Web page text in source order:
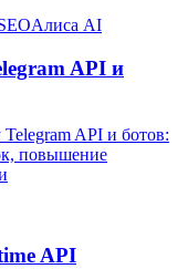
Алиса AI
API и
API и ботов:
повышение
API